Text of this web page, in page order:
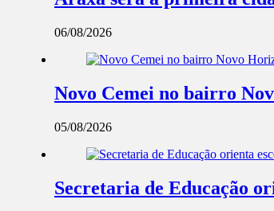
06/08/2026
Novo Cemei no bairro
05/08/2026
Secretaria de Educação